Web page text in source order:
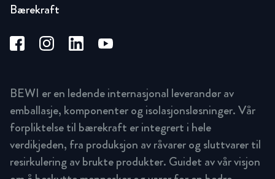
Bærekraft
BEWI er en ledende internasjonal leverandør av
emballasje, komponenter og isolasjonsløsninger. Vår
forpliktelse til bærekraft er integrert i hele
verdikjeden, fra produksjon av råvarer og sluttvarer til
resirkulering av brukte produkter. Guidet av vår visjon